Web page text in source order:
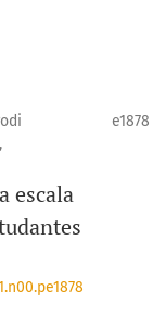
e1878
escala